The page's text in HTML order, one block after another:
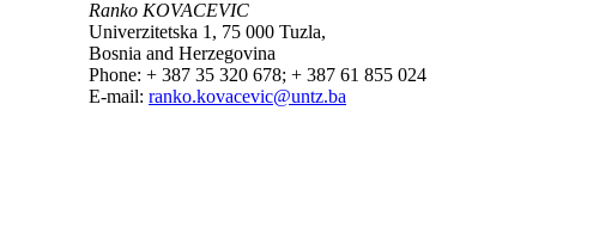
Ranko KOVACEVIC
Univerzitetska 1, 75 000 Tuzla,
Bosnia and Herzegovina
Phone: + 387 35 320 678; + 387 61 855 024
E-mail: ranko.kovacevic@untz.ba